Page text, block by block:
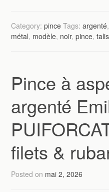
Category:pince Tags:argenté
métal, modèle, noir,pince,
Pince à
argenté
filets &
Posted on mai 2, 2026